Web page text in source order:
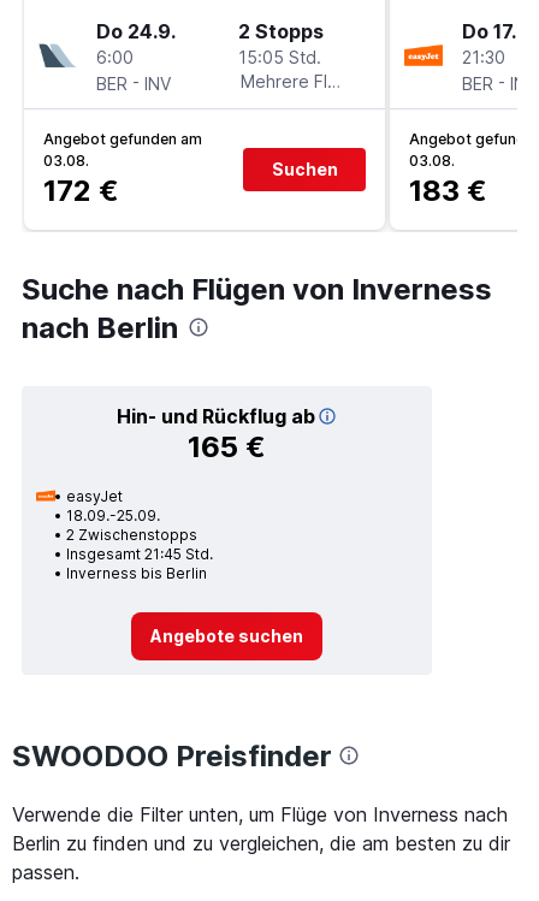
Do 24.9.
6:00
BER - INV
2 Stopps
15:05 Std.
Mehrere Fluglinien
Angebot gefunden am
03.08.
172 €
Suchen
Do 17.9.
21:30
BER - INV
Angebot
03.08.
183 €
Suche nach Flügen von Inverness
nach Berlin
Hin- und Rückflug ab
165 €
easyJet
18.09.-25.09.
2 Zwischenstopps
Insgesamt 21:45 Std.
Inverness bis Berlin
Angebote suchen
SWOODOO Preisfinder
Verwende die Filter unten, um Flüge von Inverness nach
Berlin zu finden und zu vergleichen, die am besten zu dir
passen.